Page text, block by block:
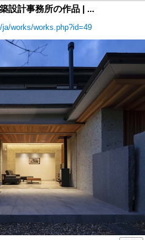
設計事務所の作品 | ...
works/works.php?id=49